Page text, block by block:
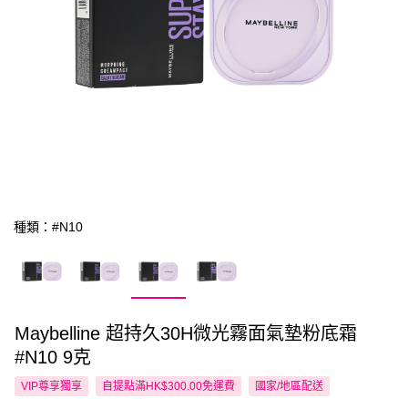
種類：#N10
Maybelline 超持久30H微光霧面氣墊粉底霜
#N10 9克
VIP尊享獨享 自提點滿HK$300.00免運費 國家/地區配送